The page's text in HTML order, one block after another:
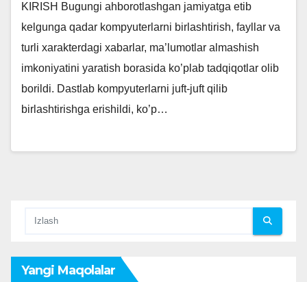
KIRISH Bugungi ahborotlashgan jamiyatga etib
kelgunga qadar kompyuterlarni birlashtirish, fayllar va
turli xarakterdagi xabarlar, ma’lumotlar almashish
imkoniyatini yaratish borasida ko’plab tadqiqotlar olib
borildi. Dastlab kompyuterlarni juft-juft qilib
birlashtirishga erishildi, ko’p…
Yangi Maqolalar